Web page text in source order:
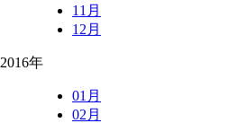
11月
12月
2016年
01月
02月